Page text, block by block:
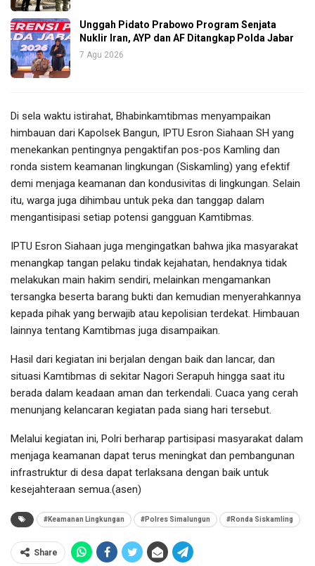
Unggah Pidato Prabowo Program Senjata
Nuklir Iran, AYP dan AF Ditangkap Polda Jabar
7 Agu 2026
Di sela waktu istirahat, Bhabinkamtibmas menyampaikan
himbauan dari Kapolsek Bangun, IPTU Esron Siahaan SH yang
menekankan pentingnya pengaktifan pos-pos Kamling dan
ronda sistem keamanan lingkungan (Siskamling) yang efektif
demi menjaga keamanan dan kondusivitas di lingkungan. Selain
itu, warga juga dihimbau untuk peka dan tanggap dalam
mengantisipasi setiap potensi gangguan Kamtibmas.
IPTU Esron Siahaan juga mengingatkan bahwa jika masyarakat
menangkap tangan pelaku tindak kejahatan, hendaknya tidak
melakukan main hakim sendiri, melainkan mengamankan
tersangka beserta barang bukti dan kemudian menyerahkannya
kepada pihak yang berwajib atau kepolisian terdekat. Himbauan
lainnya tentang Kamtibmas juga disampaikan.
Hasil dari kegiatan ini berjalan dengan baik dan lancar, dan
situasi Kamtibmas di sekitar Nagori Serapuh hingga saat itu
berada dalam keadaan aman dan terkendali. Cuaca yang cerah
menunjang kelancaran kegiatan pada siang hari tersebut.
Melalui kegiatan ini, Polri berharap partisipasi masyarakat dalam
menjaga keamanan dapat terus meningkat dan pembangunan
infrastruktur di desa dapat terlaksana dengan baik untuk
kesejahteraan semua.(asen)
#Keamanan Lingkungan #Polres Simalungun #Ronda Siskamling
Share